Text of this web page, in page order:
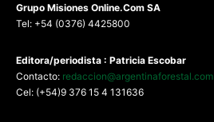
Grupo Misiones Online.Com SA
Tel: +54 (0376) 4425800
Editora/periodista : Patricia Escobar
Contacto: redaccion@argentinaforestal.com
Cel: (+54)9 376 15 4 131636